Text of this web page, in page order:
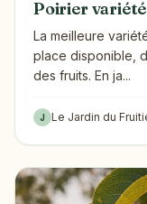
Poirier
La meilleure
place disponible,
des fruits. En ja...
J Le Jardin du